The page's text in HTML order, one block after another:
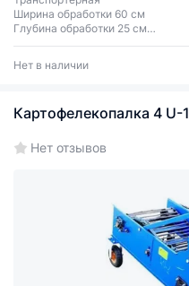
Ширина обработки 60 см
Глубина обработки 25 см
Вес 235 кг
Нет в наличии
Картофелекопалка 4 U-1
Нет отзывов